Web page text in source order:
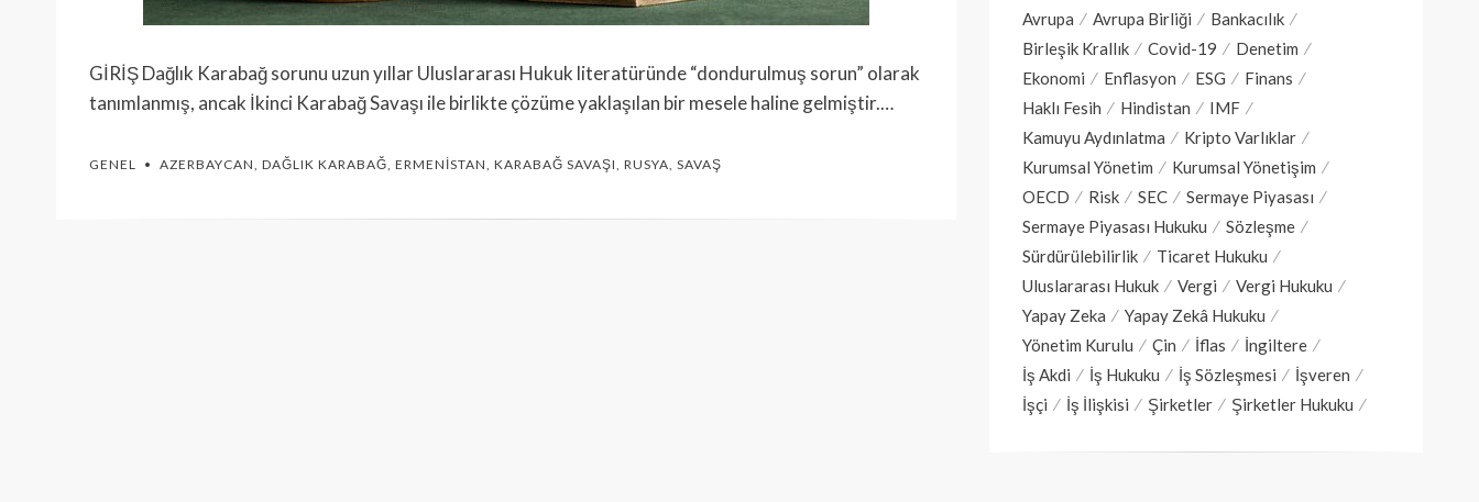
GİRİŞ Dağlık Karabağ sorunu uzun yıllar Uluslararası Hukuk literatüründe “dondurulmuş sorun” olarak
tanımlanmış, ancak İkinci Karabağ Savaşı ile birlikte çözüme yaklaşılan bir mesele haline gelmiştir.…
GENEL AZERBAYCAN, DAĞLIK KARABAĞ, ERMENISTAN, KARABAĞ SAVAŞI, RUSYA, SAVAŞ
Avrupa
Avrupa Birliği
Bankacılık
Birleşik Krallık
Covid-19
Denetim
Ekonomi
Enflasyon ESG
Finans
Haklı Fesih
Hindistan
IMF
Kamuyu Aydınlatma
Kripto Varlıklar
Kurumsal Yönetim
Kurumsal Yönetişim
OECD
Risk SEC
Sermaye Piyasası
Sermaye Piyasası Hukuku
Sözleşme
Sürdürülebilirlik
Ticaret Hukuku
Uluslararası Hukuk
Vergi
Vergi Hukuku
Yapay Zeka
Yapay Zekâ Hukuku
Yönetim Kurulu
Çin İflas
İngiltere
İş Akdi
İş Hukuku İş Sözleşmesi
İşveren
İşçi
İş İlişkisi Şirketler Şirketler Hukuku